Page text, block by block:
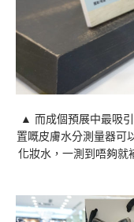
▲ 而成個預展中最吸
置嘅皮膚水分測量器可
化妝水，一測到唔夠就